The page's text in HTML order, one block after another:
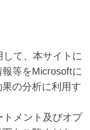
て、本サイトに
等をMicrosoftに
の分析に利用す
メント及びオプ